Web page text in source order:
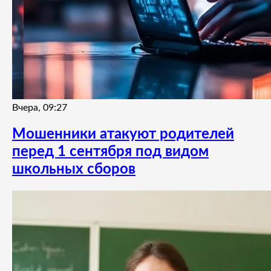
Вчера, 09:27
Мошенники атакуют родителей
перед 1 сентября под видом
школьных сборов